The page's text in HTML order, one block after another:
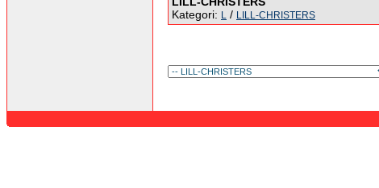
Kategori: L / LILL-CHRISTERS